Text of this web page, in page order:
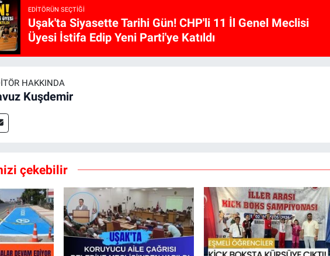
EDITÖRÜN SEÇTIĞI
Uşak'ta Siyasette Tarihi Gün! CHP'li 11 İl Genel Meclisi
Üyesi İstifa Edip Yeni Parti'ye Katıldı
HAKKINDA
Kuşdemir
çekebilir